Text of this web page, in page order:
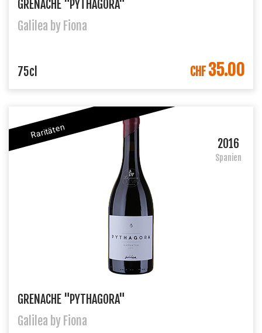
GRENACHE "PYTHAGORA"
Galilea by Fiona
IN DEN WARENKORB
75cl CHF35.00
Raritäten
2016
Spanien
GRENACHE "PYTHAGORA"
Galilea by Fiona